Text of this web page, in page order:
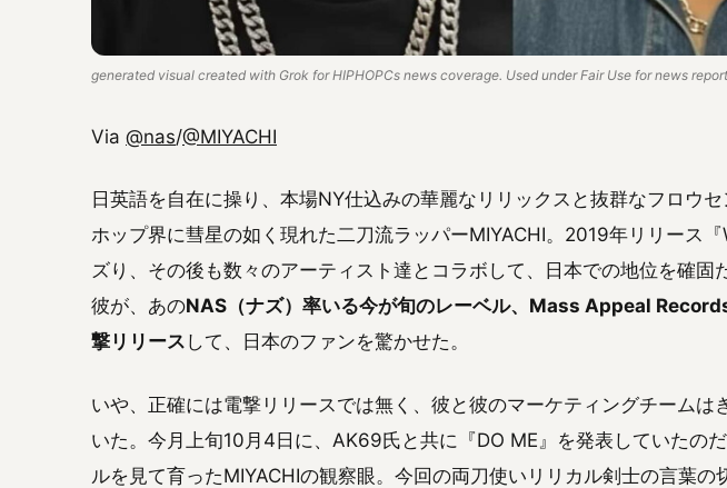
generated visual created with Grok for HIPHOPCs news coverage. Used under Fair Use for news
Via @nas/@MIYACHI
日英語を自在に操り、本場NY仕込みの華麗なリリックスと抜群なフロウ
ホップ界に彗星の如く現れた二刀流ラッパーMIYACHI。2019年リリース
ズり、その後も数々のアーティスト達とコラボして、日本での地位を確固
彼が、あのNAS（ナズ）率いる今が旬のレーベル、Mass Appeal
撃リリース して、日本のファンを驚かせた。
いや、正確には電撃リリースでは無く、彼と彼のマーケティングチームは
いた。今月上旬10月4日に、AK69氏と共に『DO ME』を発表していたの
ルを見て育ったMIYACHIの観察眼。今回の両刀使いリリカル剣士の言葉の